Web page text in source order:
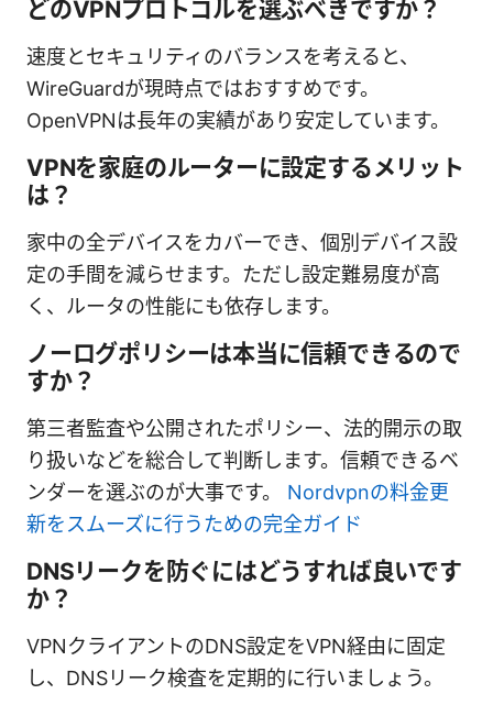
どのVPNプロトコルを選ぶべきですか？
速度とセキュリティのバランスを考えると、
WireGuardが現時点ではおすすめです。
OpenVPNは長年の実績があり安定しています。
VPNを家庭のルーターに設定するメリット
は？
家中の全デバイスをカバーでき、個別デバイス設
定の手間を減らせます。ただし設定難易度が高
く、ルータの性能にも依存します。
ノーログポリシーは本当に信頼できるので
すか？
第三者監査や公開されたポリシー、法的開示の取
り扱いなどを総合して判断します。信頼できるベ
ンダーを選ぶのが大事です。 Nordvpnの料金更
新をスムーズに行うための完全ガイド
DNSリークを防ぐにはどうすれば良いです
か？
VPNクライアントのDNS設定をVPN経由に固定
し、DNSリーク検査を定期的に行いましょう。